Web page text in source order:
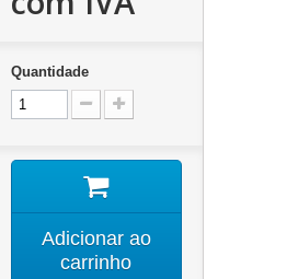
Quantidade
Adicionar ao
carrinho